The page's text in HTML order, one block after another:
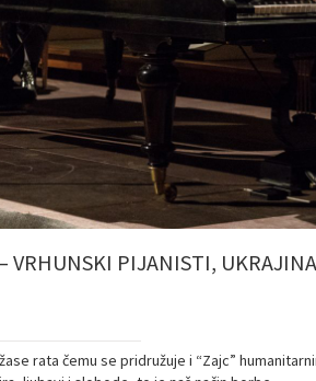
VRHUNSKI PIJANISTI,
rata čemu se pridružuje i “Zajc”